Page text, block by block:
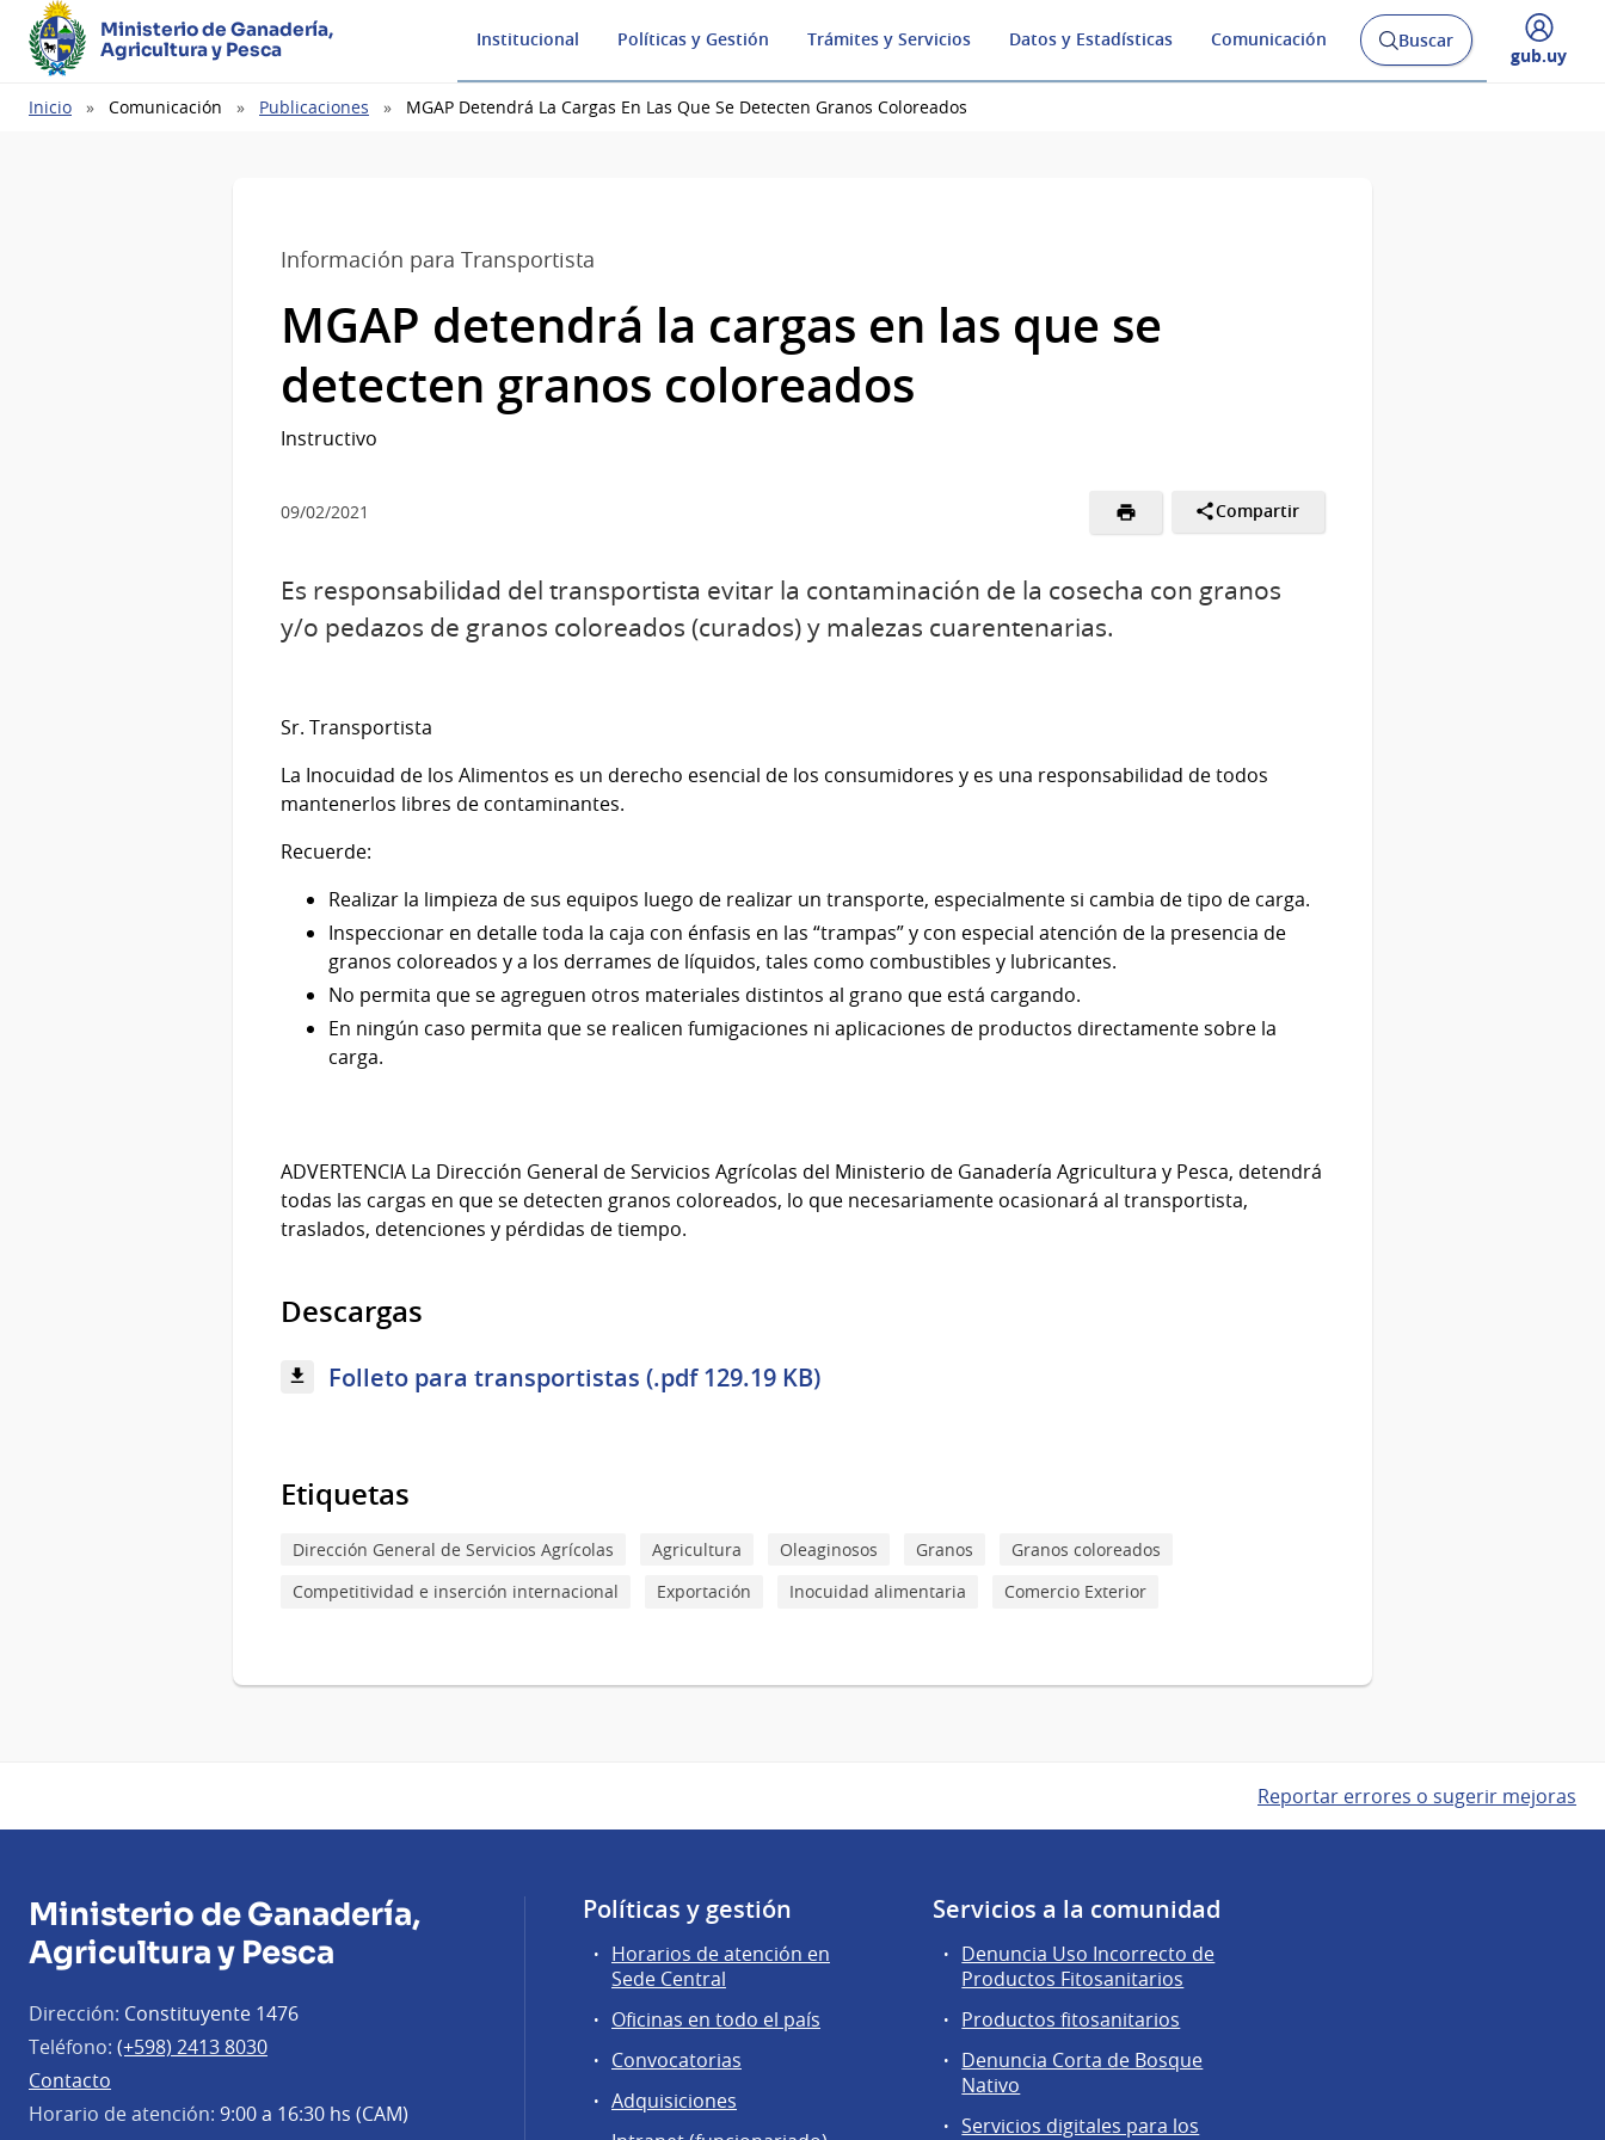
Ministerio de Ganadería,
Agricultura y Pesca
Institucional Políticas y Gestión Trámites y Servicios Datos y Estadísticas Comunicación
Abrir
buscador
Buscar
Desplegar
gub.uy
Ruta
Inicio Comunicación Publicaciones MGAP Detendrá La Cargas En Las Que Se Detecten Granos Coloreados
Información para Transportista
MGAP detendrá la cargas en las que se
detecten granos coloreados
Instructivo
09/02/2021 Compartir
Es responsabilidad del transportista evitar la contaminación de la cosecha con granos
y/o pedazos de granos coloreados (curados) y malezas cuarentenarias.
Sr. Transportista
La Inocuidad de los Alimentos es un derecho esencial de los consumidores y es una responsabilidad de todos
mantenerlos libres de contaminantes.
Recuerde:
Realizar la limpieza de sus equipos luego de realizar un transporte, especialmente si cambia de tipo de carga.
Inspeccionar en detalle toda la caja con énfasis en las “trampas” y con especial atención de la presencia de
granos coloreados y a los derrames de líquidos, tales como combustibles y lubricantes.
No permita que se agreguen otros materiales distintos al grano que está cargando.
En ningún caso permita que se realicen fumigaciones ni aplicaciones de productos directamente sobre la
carga.
ADVERTENCIA La Dirección General de Servicios Agrícolas del Ministerio de Ganadería Agricultura y Pesca, detendrá
todas las cargas en que se detecten granos coloreados, lo que necesariamente ocasionará al transportista,
traslados, detenciones y pérdidas de tiempo.
Descargas
Folleto para transportistas (.pdf 129.19 KB)
Etiquetas
Dirección General de Servicios Agrícolas Agricultura Oleaginosos Granos
Granos coloreados
Competitividad e inserción internacional
Exportación Inocuidad alimentaria Comercio Exterior
Reportar errores o sugerir mejoras
Ministerio de Ganadería,
Agricultura y Pesca
Dirección: Constituyente 1476
Teléfono: (+598) 2413 8030
Contacto
Horario de atención: 9:00 a 16:30 hs (CAM)
Políticas y gestión
Horarios de atención en
Sede Central
Oficinas en todo el país
Convocatorias
Adquisiciones
Servicios a la comunidad
Denuncia Uso Incorrecto de
Productos Fitosanitarios
Productos fitosanitarios
Denuncia Corta de Bosque
Nativo
Servicios digitales para los